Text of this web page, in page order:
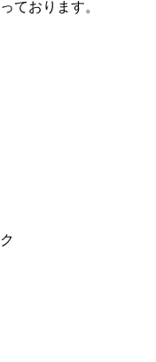
ております。